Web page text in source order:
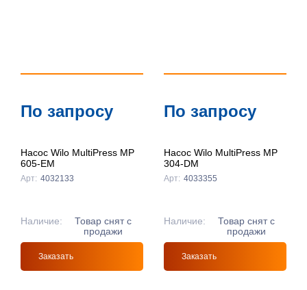
По запросу
Насос Wilo MultiPress MP
605-EM
Арт: 4032133
Наличие:
Товар снят с
продажи
Заказать
По запросу
Насос Wilo MultiPress MP
304-DM
Арт: 4033355
Наличие:
Товар снят с
продажи
Заказать